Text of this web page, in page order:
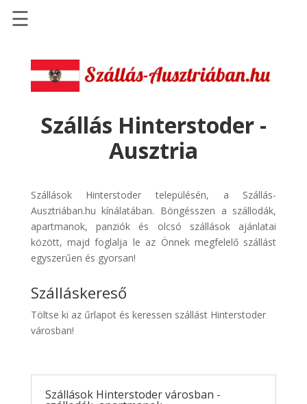
Szállások
Szállásinfo.eu
Repülőjegy
pénzvisszatérítéssel
Discover
Cars
Transzfer
Kiwi
Taxi
☰
Szállás Hinterstoder -
Ausztria
Szállások Hinterstoder településén, a Szállás-
Ausztriában.hu kínálatában. Böngésszen a szállodák,
apartmanok, panziók és olcsó szállások ajánlatai
között, majd foglalja le az Önnek megfelelő szállást
egyszerűen és gyorsan!
Szálláskereső
Töltse ki az űrlapot és keressen szállást Hinterstoder
városban!
Szállások Hinterstoder városban -